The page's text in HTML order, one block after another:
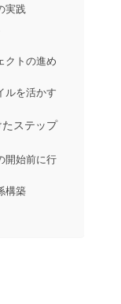
実践
クトの進め
ルを活かす
ステップ
開始前に行
構築